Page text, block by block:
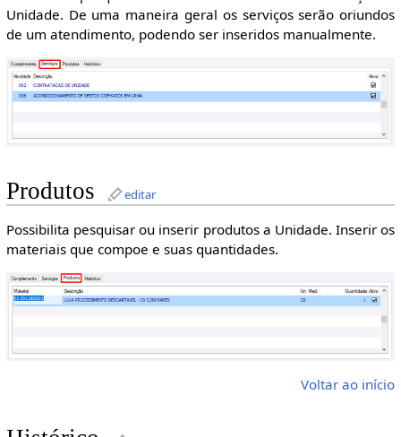
Unidade. De uma maneira geral os serviços serão oriundos
de um atendimento, podendo ser inseridos manualmente.
Produtos editar
Possibilita pesquisar ou inserir produtos a Unidade. Inserir os
materiais que compoe e suas quantidades.
Voltar ao início